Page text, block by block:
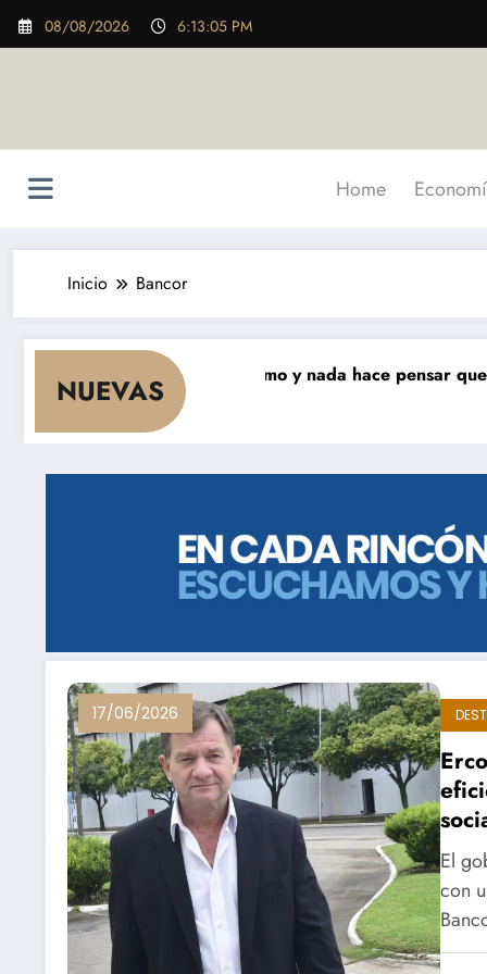
Saltar
08/08/2026 6:13:07 PM
Home
Inicio Bancor
NUEVAS
que cae el consumo y nada hace pensar que vaya a
17/06/2026
El
con